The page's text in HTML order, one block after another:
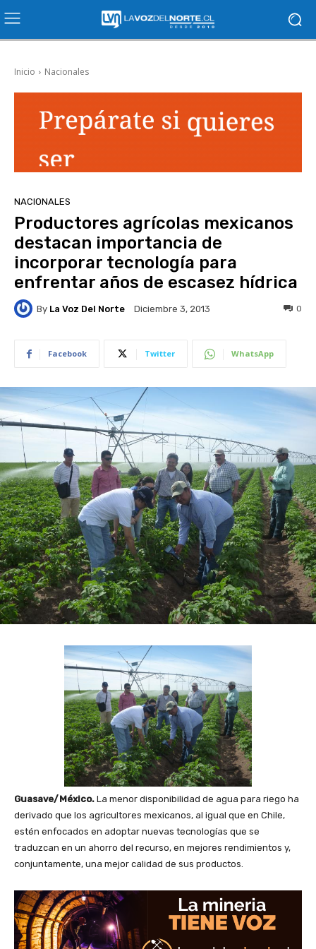
Inicio Nacionales
NACIONALES
Productores agrícolas mexicanos
destacan importancia de
incorporar tecnología para
enfrentar años de escasez hídrica
By La Voz Del Norte Diciembre 3, 2013 0
Facebook Twitter WhatsApp
Guasave/México. La menor disponibilidad de agua para riego ha
derivado que los agricultores mexicanos, al igual que en Chile,
estén enfocados en adoptar nuevas tecnologías que se
traduzcan en un ahorro del recurso, en mejores rendimientos y,
conjuntamente, una mejor calidad de sus productos.